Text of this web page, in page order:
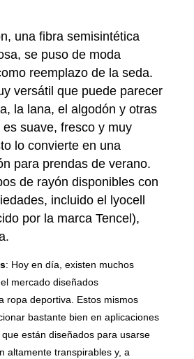
una fibra semisintética
se puso de moda
reemplazo de la seda.
versátil que puede parecer
la lana, el algodón y otras
suave, fresco y muy
lo convierte en una
para prendas de verano.
de rayón disponibles con
incluido el lyocell
por la marca Tencel),
: Hoy en día, existen muchos
mercado diseñados
ropa deportiva. Estos mismos
bastante bien en aplicaciones
están diseñados para usarse
altamente transpirables y, a